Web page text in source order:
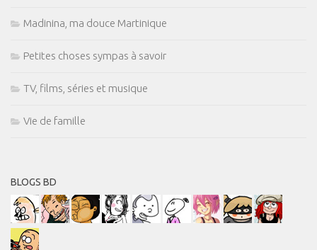
Madinina, ma douce Martinique
Petites choses sympas à savoir
TV, films, séries et musique
Vie de famille
BLOGS BD